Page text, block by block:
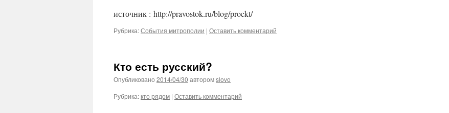
источник : http://pravostok.ru/blog/proekt/
Рубрика:События митрополии | Оставить комментарий
Кто есть русский?
Опубликовано 2014/04/30 авторомslovo
Рубрика:кто рядом | Оставить комментарий